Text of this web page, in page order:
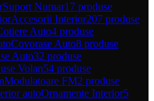
Suport Numar17 produse
Accesorii Interior207 produse
Auto4 produse
Covorase Auto8 produse
Auto32 produse
Volan54 produse
Modulatoare FM2 produse
Ornamente Interior5